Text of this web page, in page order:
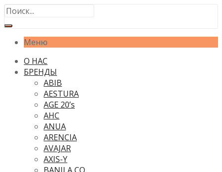
Меню
О НАС
БРЕНДЫ
ABIB
AESTURA
AGE 20’s
AHC
ANUA
ARENCIA
AVAJAR
AXIS-Y